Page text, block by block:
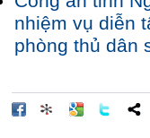
nhiệm vụ diễn
phòng thủ dân